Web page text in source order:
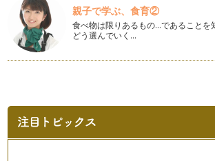
バタバタママはオーバーナイトで朝食に焼き
0歳の時は何かと泣かれ、授乳し、動き出せ
ち危険で目も離せず、食べてくれない…
アレルギーっ子と一緒に作りたい！卵＆乳
ハロウィンが終わり、早くもクリスマスを感
忙しいママの味方「こねない！汚れない！フ
パンを日常的に作りたいんだけど、子ども
親子で学ぶ、食育②
食べ物は限りあるもの…であることを
どう選んでいく…